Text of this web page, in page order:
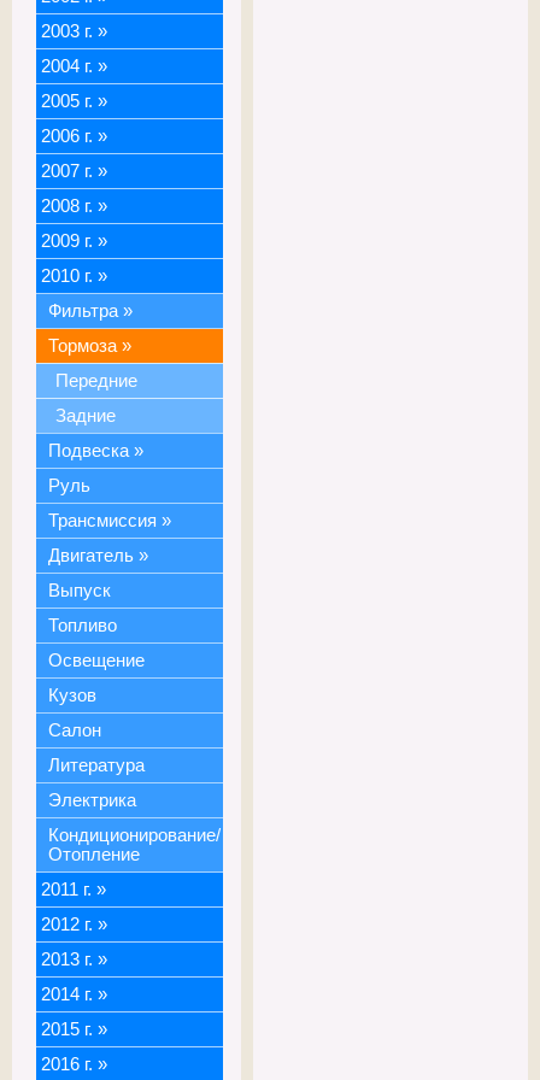
2003 г. »
2004 г. »
2005 г. »
2006 г. »
2007 г. »
2008 г. »
2009 г. »
2010 г. »
Фильтра »
Тормоза »
Передние
Задние
Подвеска »
Руль
Трансмиссия »
Двигатель »
Выпуск
Топливо
Освещение
Кузов
Салон
Литература
Электрика
Кондиционирование/
Отопление
2011 г. »
2012 г. »
2013 г. »
2014 г. »
2015 г. »
2016 г. »